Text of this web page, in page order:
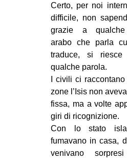
Certo, per noi
difficile, non
grazie a qualche
arabo che parla
traduce, si riesce
qualche parola.
I civili ci
zone l’Isis non
fissa, ma a volte
giri di ricognizione.
Con lo stato
fumavano in casa,
venivano